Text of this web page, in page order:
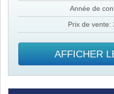
Année de
Prix de vente:
AFFICHER